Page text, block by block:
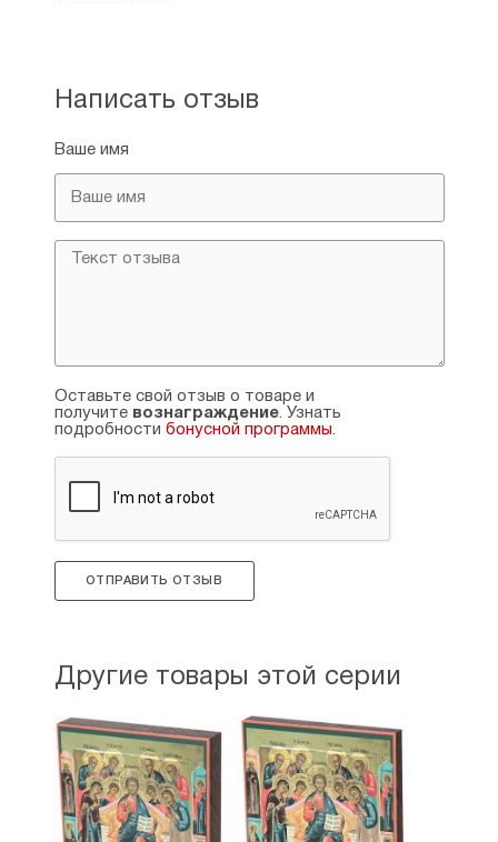
Написать отзыв
Ваше имя
Оставьте свой отзыв о товаре и
получите вознаграждение. Узнать
подробности бонусной программы.
ОТПРАВИТЬ ОТЗЫВ
Другие товары этой серии